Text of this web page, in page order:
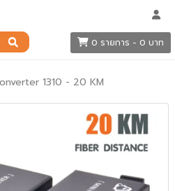
0 รายการ - 0 บาท
1310 - 20 KM